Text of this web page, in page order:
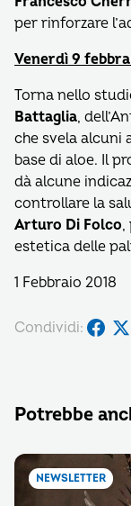
per rinforzare
Venerdì 9
Torna nello
Battaglia,
che svela
base di aloe. Il
dà alcune
controllare la
Arturo Di Folco,
estetica delle
1 Febbraio 2018
Condividi:
Potrebbe
NEWSLETTER